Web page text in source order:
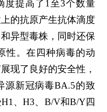
度提高了1至3个数量
的抗原产生抗体滴度
异型毒株，同时还保
性。在四种病毒的动
现了良好的安全性，
源新冠病毒BA.5的致
、H3、B/V和B/Y四